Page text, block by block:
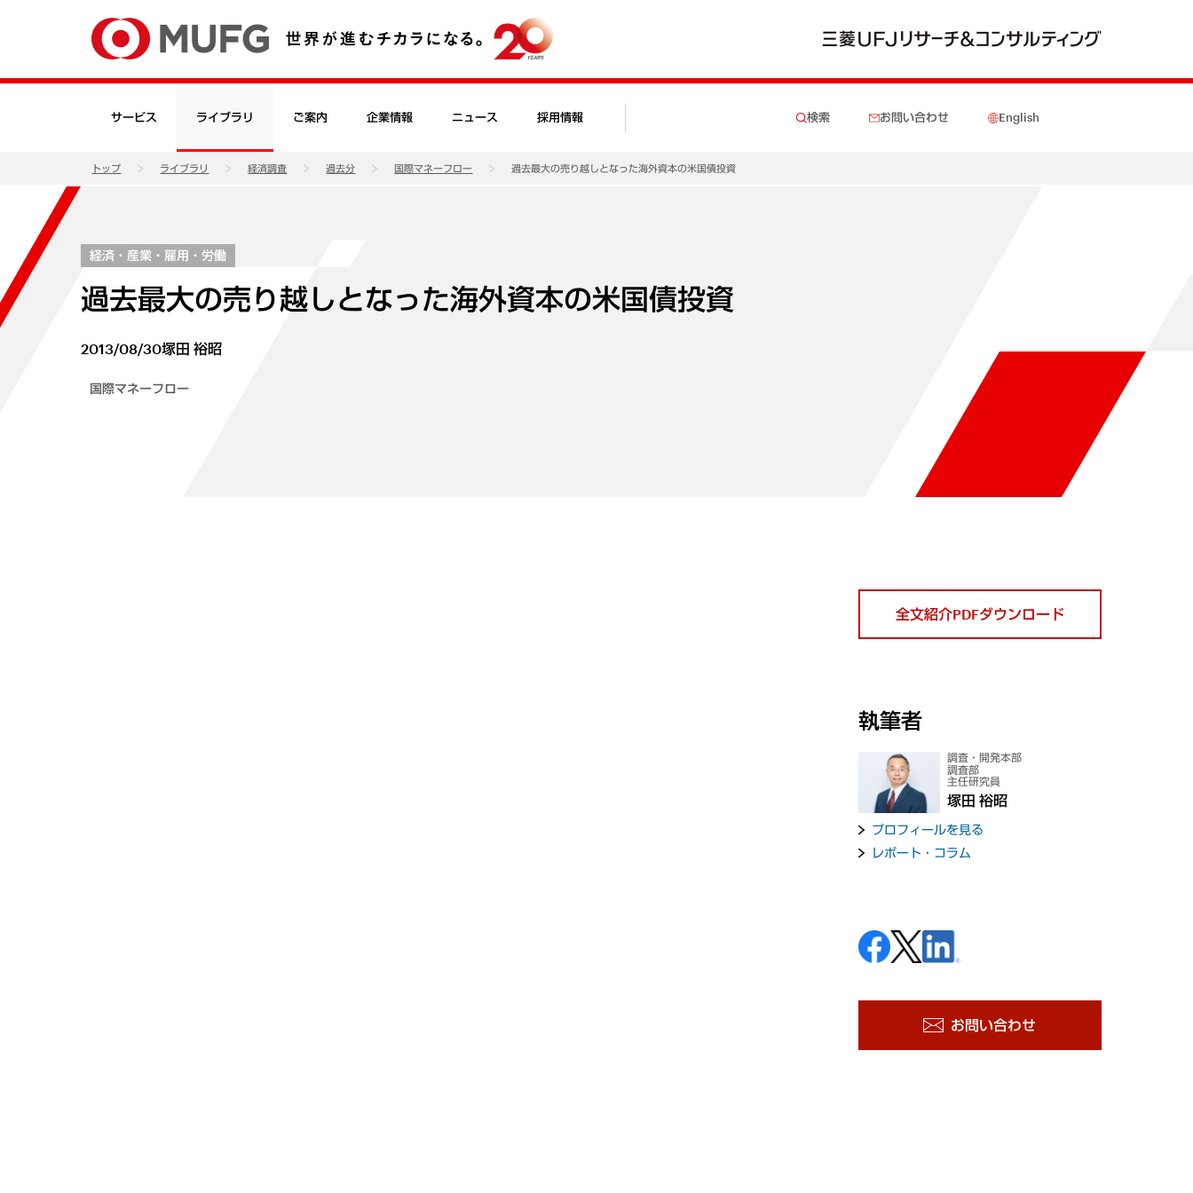
サービス ライブラリ ご案内 企業情報 ニュース 採用情報 検索 お問い合わせ English
トップ ライブラリ 経済調査 過去分 国際マネーフロー 過去最大の売り越しとなった海外資本の米国債投資
経済・産業・雇用・労働
過去最大の売り越しとなった海外資本の米国債投資
2013/08/30塚田 裕昭
国際マネーフロー
全文紹介PDFダウンロード
執筆者
調査・開発本部
調査部
主任研究員
塚田 裕昭
プロフィールを見る
レポート・コラム
お問い合わせ